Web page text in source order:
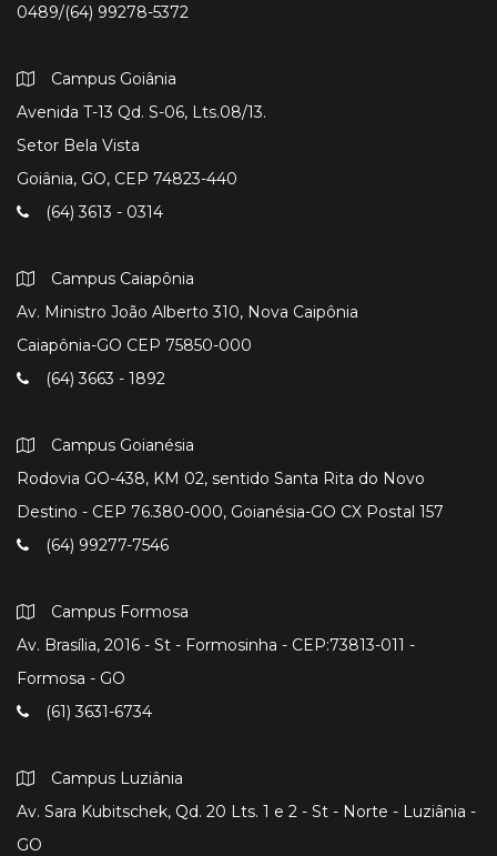
0489/(64) 99278-5372
Campus Goiânia
Avenida T-13 Qd. S-06, Lts.08/13.
Setor Bela Vista
Goiânia, GO, CEP 74823-440
(64) 3613 - 0314
Campus Caiapônia
Av. Ministro João Alberto 310, Nova Caipônia
Caiapônia-GO CEP 75850-000
(64) 3663 - 1892
Campus Goianésia
Rodovia GO-438, KM 02, sentido Santa Rita do Novo
Destino - CEP 76.380-000, Goianésia-GO CX Postal 157
(64) 99277-7546
Campus Formosa
Av. Brasília, 2016 - St - Formosinha - CEP:73813-011 -
Formosa - GO
(61) 3631-6734
Campus Luziânia
Av. Sara Kubitschek, Qd. 20 Lts. 1 e 2 - St - Norte - Luziânia -
GO